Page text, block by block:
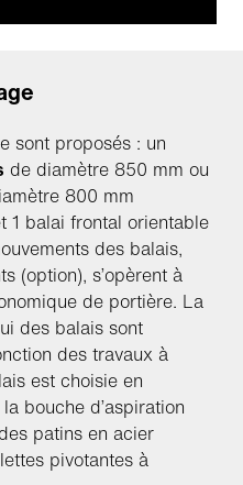
sont proposés : un
de diamètre 850 mm ou
800 mm
1 balai frontal orientable
des balais,
(option), s’opèrent à
de portière. La
des balais sont
des travaux à
est choisie en
bouche d’aspiration
patins en acier
pivotantes à